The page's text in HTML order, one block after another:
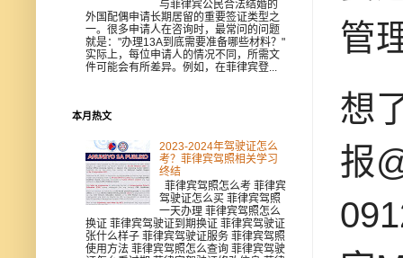
管
想
报
与菲律宾公民合法结婚的
外国配偶申请长期居留的重要签证类型之
一。很多申请人在咨询时，最常问的问题
就是："办理13A到底需要准备哪些材料？"
实际上，每位申请人的情况不同，所需文
件可能会有所差异。例如，在菲律宾登...
本月热文
2023-2024年驾驶证怎么
考？菲律宾驾照相关学习
终结
菲律宾驾照怎么考 菲律宾
驾驶证怎么买 菲律宾驾照
一天办理 菲律宾驾照怎么
换证 菲律宾驾驶证到期换证 菲律宾驾驶证
张什么样子 菲律宾驾驶证服务 菲律宾驾照
使用方法 菲律宾驾照怎么查询 菲律宾驾驶